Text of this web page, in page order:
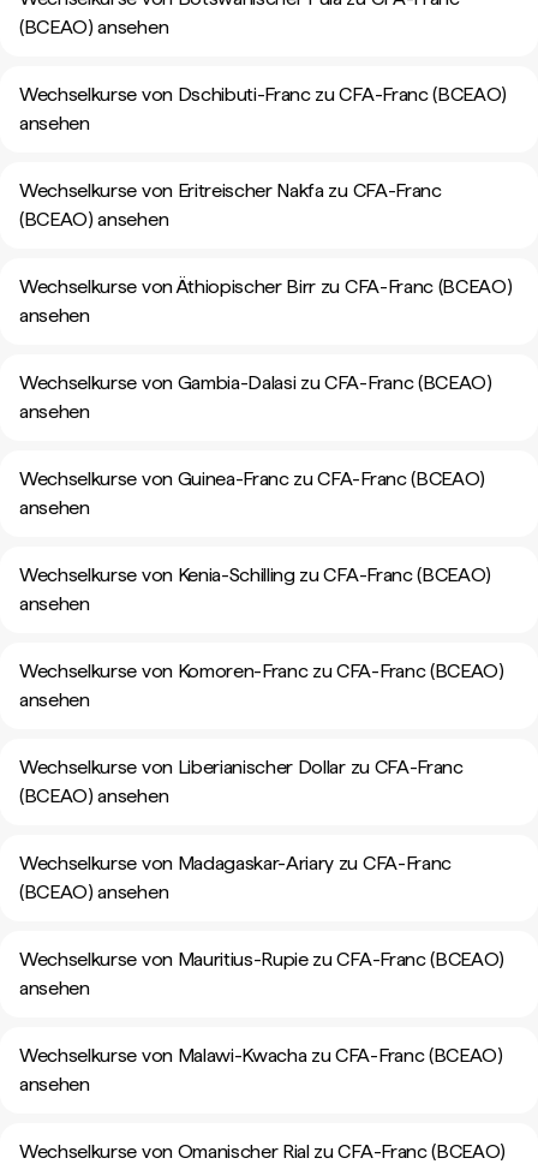
(BCEAO) ansehen
Wechselkurse von Dschibuti-Franc zu CFA-Franc (BCEAO)
ansehen
Wechselkurse von Eritreischer Nakfa zu CFA-Franc
(BCEAO) ansehen
Wechselkurse von Äthiopischer Birr zu CFA-Franc (BCEAO)
ansehen
Wechselkurse von Gambia-Dalasi zu CFA-Franc (BCEAO)
ansehen
Wechselkurse von Guinea-Franc zu CFA-Franc (BCEAO)
ansehen
Wechselkurse von Kenia-Schilling zu CFA-Franc (BCEAO)
ansehen
Wechselkurse von Komoren-Franc zu CFA-Franc (BCEAO)
ansehen
Wechselkurse von Liberianischer Dollar zu CFA-Franc
(BCEAO) ansehen
Wechselkurse von Madagaskar-Ariary zu CFA-Franc
(BCEAO) ansehen
Wechselkurse von Mauritius-Rupie zu CFA-Franc (BCEAO)
ansehen
Wechselkurse von Malawi-Kwacha zu CFA-Franc (BCEAO)
ansehen
Wechselkurse von Omanischer Rial zu CFA-Franc (BCEAO)